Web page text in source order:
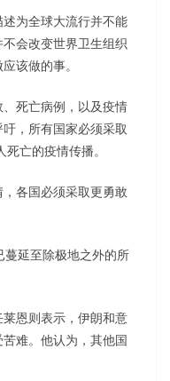
为全球大流行并不能
会改变世界卫生组织
该做的事。
死亡病例，以及疫情
，所有国家必须采取
亡的疫情传播。
各国必须采取更勇敢
延至除极地之外的所
恩则表示，伊朗和意
难。他认为，其他国